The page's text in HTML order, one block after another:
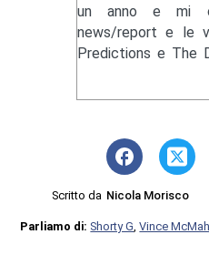
un anno e mi
news/report e le
Predictions e The
Scritto da Nicola Morisco
Parliamo di:Shorty G ,Vince